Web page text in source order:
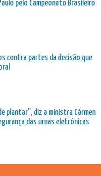
pelo Campeonato Brasileiro
contra partes da decisão que
plantar”, diz a ministra Cármen
das urnas eletrônicas